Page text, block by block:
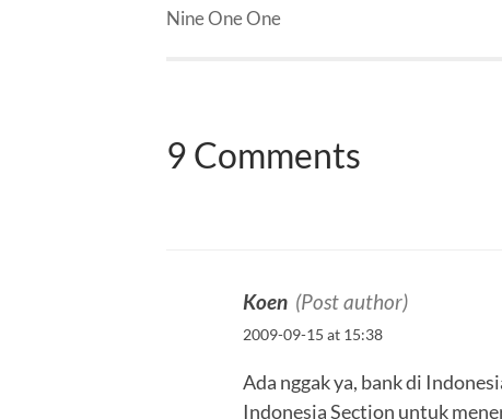
Nine One One
9 Comments
Koen (Post author)
2009-09-15 at 15:38
Ada nggak ya, bank di
Indonesia Section untuk